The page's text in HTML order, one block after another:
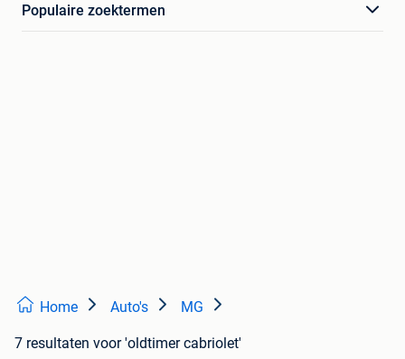
Populaire zoektermen
Home Auto's MG
7 resultaten voor 'oldtimer cabriolet'